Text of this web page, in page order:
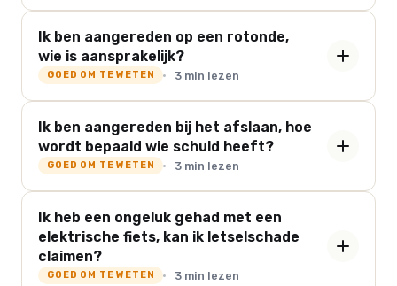
Ik ben aangereden op een rotonde,
wie is aansprakelijk?
GOED OM TE WETEN 3 min lezen
Ik ben aangereden bij het afslaan, hoe
wordt bepaald wie schuld heeft?
GOED OM TE WETEN 3 min lezen
Ik heb een ongeluk gehad met een
elektrische fiets, kan ik letselschade
claimen?
GOED OM TE WETEN 3 min lezen